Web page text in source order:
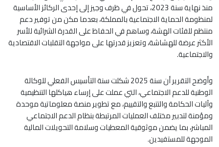
منذ نهاية سنة 2023، تحول في ظرف وجيز إلى إحدى الركائز الأساسية
لمنظومة الحماية الاجتماعية بالمملكة، بعدما مكن من توفير دعم
منتظم للفئات الهشة، وساهم في الحفاظ على القدرة الشرائية للأسر
الأكثر عرضة للهشاشة، وتعزيز قدرتها على مواجهة التقلبات الاقتصادية
والاجتماعية.
وأوضح التقرير أن سنة 2025 شكلت سنة التأسيس الفعلي للوكالة
الوطنية للدعم الاجتماعي، التي عملت على إرساء هياكلها التنظيمية
وآليات الحكامة والتتبع والتقييم، مع تطوير منصة معلوماتية موحدة
ومؤمنة لتدبير مختلف العمليات المرتبطة بنظام الدعم الاجتماعي
المباشر، بما يضمن موثوقية المعطيات وسلامة التحويلات المالية
الموجهة للمستفيدين.